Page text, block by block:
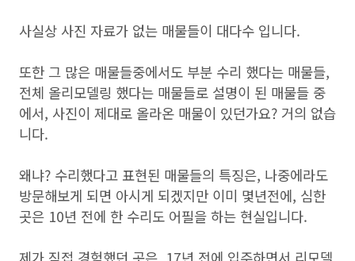
사실상 사진 자료가 없는 매물들이 대다수 입니다.
또한 그 많은 매물들중에서도 부분 수리 했다는 매물들,
전체 올리모델링 했다는 매물들로 설명이 된 매물들 중
에서, 사진이 제대로 올라온 매물이 있던가요? 거의 없습
니다.
왜냐? 수리했다고 표현된 매물들의 특징은, 나중에라도
방문해보게 되면 아시게 되겠지만 이미 몇년전에, 심한
곳은 10년 전에 한 수리도 어필을 하는 현실입니다.